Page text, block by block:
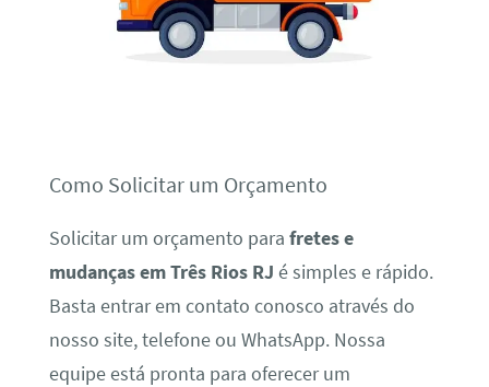
Como Solicitar um Orçamento
Solicitar um orçamento para fretes e
mudanças em Três Rios RJ é simples e rápido.
Basta entrar em contato conosco através do
nosso site, telefone ou WhatsApp. Nossa
equipe está pronta para oferecer um